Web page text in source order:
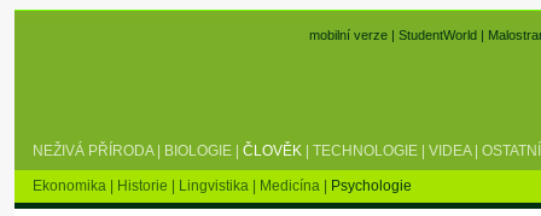
mobilní verze |StudentWorld |
NEŽIVÁ PŘÍRODA| BIOLOGIE | ČLOVĚK | TECHNOLOGIE | VIDEA| OSTATNÍ
Ekonomika | Historie | Lingvistika | Medicína | Psychologie